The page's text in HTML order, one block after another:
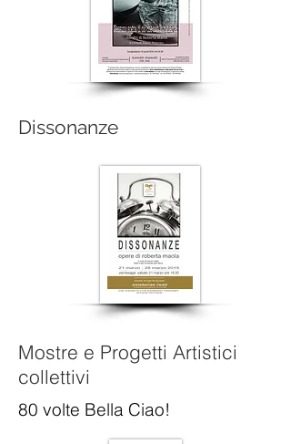
Dissonanze
Mostre e Progetti Artistici
collettivi
80 volte Bella Ciao!